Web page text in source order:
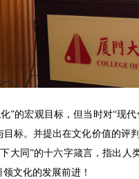
”的宏观目标，但当时对“现
标。并提出在文化价值的评
大同”的十六字箴言，指出
文化的发展前进！